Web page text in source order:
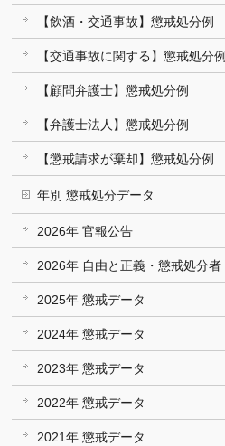
【飲酒・交通事故】懲戒処分例
【交通事故に関する】懲戒処分例
【顧問弁護士】懲戒処分例
【弁護士法人】懲戒処分例
【懲戒請求が棄却】懲戒処分例
年別 懲戒処分データ
2026年 官報公告
2026年 自由と正義・懲戒処分者
2025年 懲戒データ
2024年 懲戒データ
2023年 懲戒データ
2022年 懲戒データ
2021年 懲戒データ